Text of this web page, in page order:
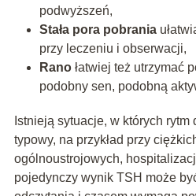
podwyższeń,
Stała pora pobrania
przy leczeniu i obserwacji,
Ranołatwiej też utrzymać
podobny sen, podobną
Istnieją sytuacje, w których
typowy, na przykład przy
ogólnoustrojowych,
pojedynczy wynik TSH może